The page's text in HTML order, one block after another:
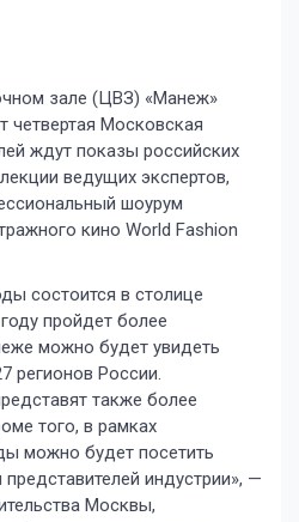
зале (ЦВЗ) «Манеж»
четвертая Московская
ждут показы российских
ведущих экспертов,
шоурум
кино World Fashion
состоится в столице
пройдет более
можно будет увидеть
регионов России.
также более
того, в рамках
можно будет посетить
индустрии», —
Москвы,